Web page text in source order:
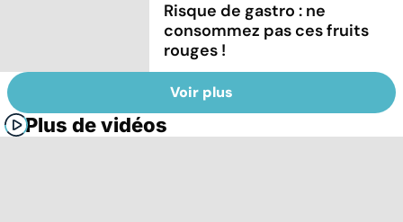
Risque de gastro : ne
consommez pas ces fruits
rouges !
Voir plus
Plus de vidéos